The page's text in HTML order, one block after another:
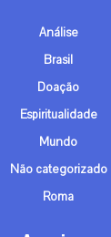
Análise
Brasil
Doação
Espiritualidade
Mundo
Não categorizado
Roma